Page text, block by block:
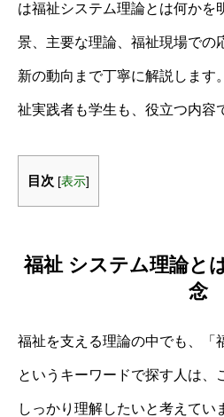
は福祉システム理論とは何かを
景、主要な理論、福祉現場での
新の動向まで丁寧に解説します
祉実践者も学生も、役立つ内容
目次 [表示]
福祉 システム理論と
念
福祉を支える理論の中でも、「
というキーワードで探す人は、
しっかり理解したいと考えてい